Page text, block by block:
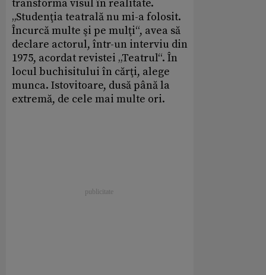
transforma visul în realitate.
„Studenţia teatrală nu mi-a folosit.
Încurcă multe şi pe mulţi“, avea să
declare actorul, într-un interviu din
1975, acordat revistei „Teatrul“. În
locul buchisitului în cărţi, alege
munca. Istovitoare, dusă până la
extremă, de cele mai multe ori.